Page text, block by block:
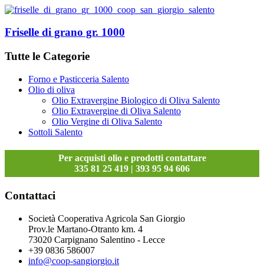
Friselle di grano gr. 1000
Tutte le Categorie
Forno e Pasticceria Salento
Olio di oliva
Olio Extravergine Biologico di Oliva Salento
Olio Extravergine di Oliva Salento
Olio Vergine di Oliva Salento
Sottoli Salento
Per acquisti olio e prodotti contattare
335 81 25 419 | 393 95 94 606
Contattaci
Società Cooperativa Agricola San Giorgio
Prov.le Martano-Otranto km. 4
73020 Carpignano Salentino - Lecce
+39 0836 586007
info@coop-sangiorgio.it